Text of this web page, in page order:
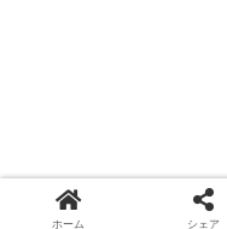
ホーム シェア